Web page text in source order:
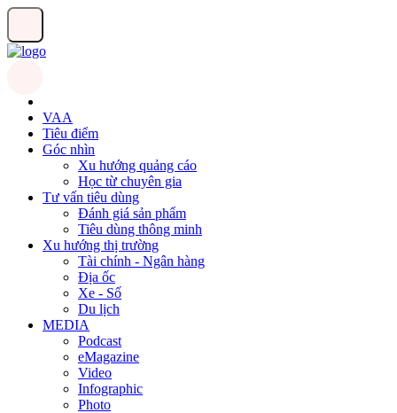
VAA
Tiêu điểm
Góc nhìn
Xu hướng quảng cáo
Học từ chuyên gia
Tư vấn tiêu dùng
Đánh giá sản phẩm
Tiêu dùng thông minh
Xu hướng thị trường
Tài chính - Ngân hàng
Địa ốc
Xe - Số
Du lịch
MEDIA
Podcast
eMagazine
Video
Infographic
Photo